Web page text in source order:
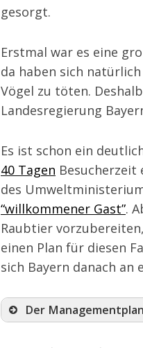
gesorgt.
Erstmal war es eine
da haben sich
Vögel zu töten.
Landesregierung
Es ist schon ein
40 Tagen Besucherzeit
des
“willkommener Gast”.
Raubtier
einen Plan für diesen
sich Bayern danach an
Der